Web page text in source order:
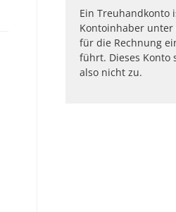
Ein Treuhandkonto
Kontoinhaber unter
für die Rechnung
führt. Dieses Konto
also nicht zu.